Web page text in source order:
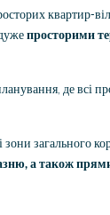
квартир-
просторими
де всі
загального
а також